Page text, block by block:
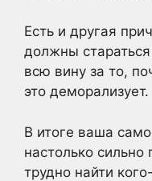
Есть и другая
должны стараться
всю вину за то,
это деморализует.
В итоге ваша
настолько
трудно найти